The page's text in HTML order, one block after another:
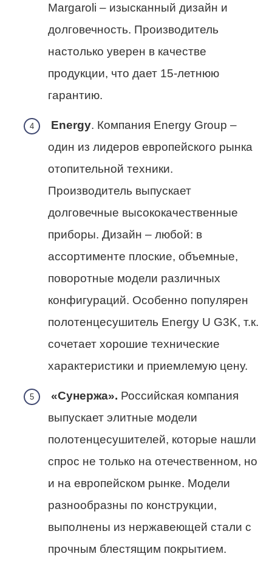
Margaroli – изысканный дизайн и
долговечность. Производитель
настолько уверен в качестве
продукции, что дает 15-летнюю
гарантию.
Energy. Компания Energy Group –
один из лидеров европейского рынка
отопительной техники.
Производитель выпускает
долговечные высококачественные
приборы. Дизайн – любой: в
ассортименте плоские, объемные,
поворотные модели различных
конфигураций. Особенно популярен
полотенцесушитель Energy U G3K, т.к.
сочетает хорошие технические
характеристики и приемлемую цену.
«Сунержа». Российская компания
выпускает элитные модели
полотенцесушителей, которые нашли
спрос не только на отечественном, но
и на европейском рынке. Модели
разнообразны по конструкции,
выполнены из нержавеющей стали с
прочным блестящим покрытием.